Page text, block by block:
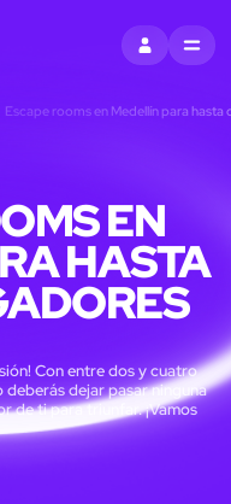
ENTRARMENU
Escape rooms en Medellín para
EN
HASTA
Con entre dos y cuatro
dejar pasar ninguna
de ti para triunfar. ¡Vamos